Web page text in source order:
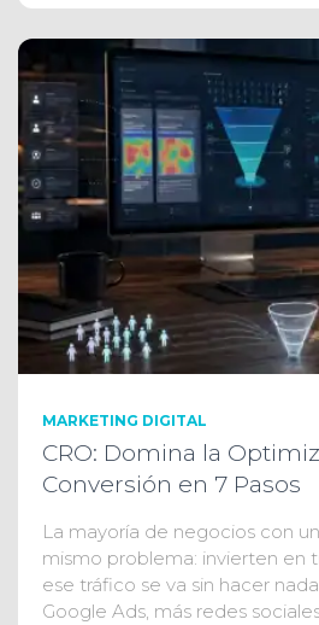
MARKETING DIGITAL
CRO: Domina la
Conversión en 7 Pasos
La mayoría de negocios con
mismo problema: invierten en
ese tráfico se va sin hacer
Google Ads, más redes